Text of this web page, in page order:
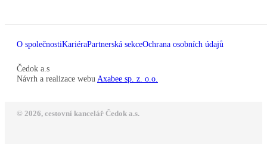
O společnostiKariéraPartnerská sekceOchrana osobních údajů
Čedok a.s
Návrh a realizace webu Axabee sp. z. o.o.
© 2026, cestovní kancelář Čedok a.s.